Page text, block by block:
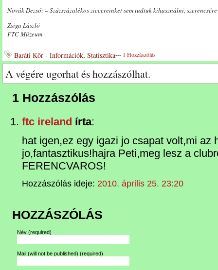
Novák Dezső: – Százszázalékos ziccereinket sem tudtuk kihasználni,
Zsiga László
FTC Múzeum
Baráti Kör - Információk, Statisztika--- 1 Hozzászólás
A végére ugorhat és hozzászólhat.
1 Hozzászólás
ftc ireland írta:
hat igen,ez egy igazi jo csapat volt,mi az
jo,fantasztikus!hajra Peti,meg lesz a
FERENCVAROS!
Hozzászólás ideje: 2010. április 25. 23:20
HOZZÁSZÓLÁS
Név (required)
Mail (will not be published) (required)